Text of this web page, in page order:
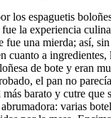
los espaguetis
la experiencia
fue una mierda; así,
cuanto a ingredientes,
de bote y eran
el pan no
barato y cutre que
varias